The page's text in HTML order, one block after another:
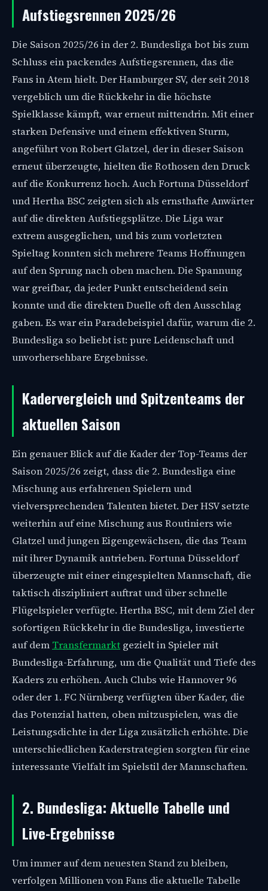
Aufstiegsrennen 2025/26
Die Saison 2025/26 in der 2. Bundesliga bot bis zum
Schluss ein packendes Aufstiegsrennen, das die
Fans in Atem hielt. Der Hamburger SV, der seit 2018
vergeblich um die Rückkehr in die höchste
Spielklasse kämpft, war erneut mittendrin. Mit einer
starken Defensive und einem effektiven Sturm,
angeführt von Robert Glatzel, der in dieser Saison
erneut überzeugte, hielten die Rothosen den Druck
auf die Konkurrenz hoch. Auch Fortuna Düsseldorf
und Hertha BSC zeigten sich als ernsthafte Anwärter
auf die direkten Aufstiegsplätze. Die Liga war
extrem ausgeglichen, und bis zum vorletzten
Spieltag konnten sich mehrere Teams Hoffnungen
auf den Sprung nach oben machen. Die Spannung
war greifbar, da jeder Punkt entscheidend sein
konnte und die direkten Duelle oft den Ausschlag
gaben. Es war ein Paradebeispiel dafür, warum die 2.
Bundesliga so beliebt ist: pure Leidenschaft und
unvorhersehbare Ergebnisse.
Kadervergleich und Spitzenteams der
aktuellen Saison
Ein genauer Blick auf die Kader der Top-Teams der
Saison 2025/26 zeigt, dass die 2. Bundesliga eine
Mischung aus erfahrenen Spielern und
vielversprechenden Talenten bietet. Der HSV setzte
weiterhin auf eine Mischung aus Routiniers wie
Glatzel und jungen Eigengewächsen, die das Team
mit ihrer Dynamik antrieben. Fortuna Düsseldorf
überzeugte mit einer eingespielten Mannschaft, die
taktisch diszipliniert auftrat und über schnelle
Flügelspieler verfügte. Hertha BSC, mit dem Ziel der
sofortigen Rückkehr in die Bundesliga, investierte
auf dem Transfermarkt gezielt in Spieler mit
Bundesliga-Erfahrung, um die Qualität und Tiefe des
Kaders zu erhöhen. Auch Clubs wie Hannover 96
oder der 1. FC Nürnberg verfügten über Kader, die
das Potenzial hatten, oben mitzuspielen, was die
Leistungsdichte in der Liga zusätzlich erhöhte. Die
unterschiedlichen Kaderstrategien sorgten für eine
interessante Vielfalt im Spielstil der Mannschaften.
2. Bundesliga: Aktuelle Tabelle und
Live-Ergebnisse
Um immer auf dem neuesten Stand zu bleiben,
verfolgen Millionen von Fans die aktuelle Tabelle